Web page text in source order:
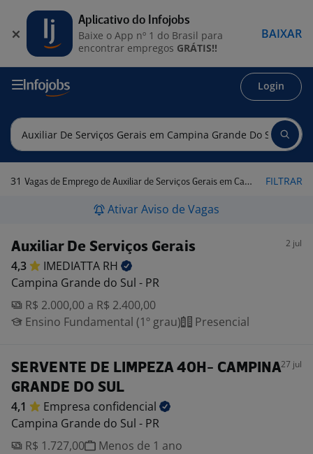
Login
31 Vagas de Emprego de Auxiliar de Serviços Gerais em Campina Grande do Sul - PR FILTRAR
Ativar Aviso de Vagas
Auxiliar De Serviços Gerais 2 jul
4,3 IMEDIATTA RH
Campina Grande do Sul - PR
R$ 2.000,00 a R$ 2.400,00
Ensino Fundamental (1º grau)
Presencial
SERVENTE DE LIMPEZA 40H- CAMPINA
GRANDE DO SUL
27 jul
4,1 Empresa confidencial
Campina Grande do Sul - PR
R$ 1.727,00
Menos de 1 ano
Aplicativo do Infojobs
Baixe o App nº 1 do Brasil para
encontrar empregos GRÁTIS!!
BAIXAR